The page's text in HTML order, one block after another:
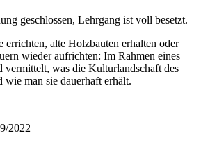
geschlossen, Lehrgang ist voll besetzt.
errichten, alte Holzbauten erhalten oder
wieder aufrichten: Im Rahmen eines
vermittelt, was die Kulturlandschaft des
wie man sie dauerhaft erhält.
2022